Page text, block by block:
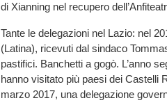
di Xianning nel recupero
Tante le delegazioni nel Lazio: nel
(Latina), ricevuti dal sindaco
pastifici. Banchetti a gogò. L’anno
hanno visitato più paesi dei Castelli
marzo 2017, una delegazione